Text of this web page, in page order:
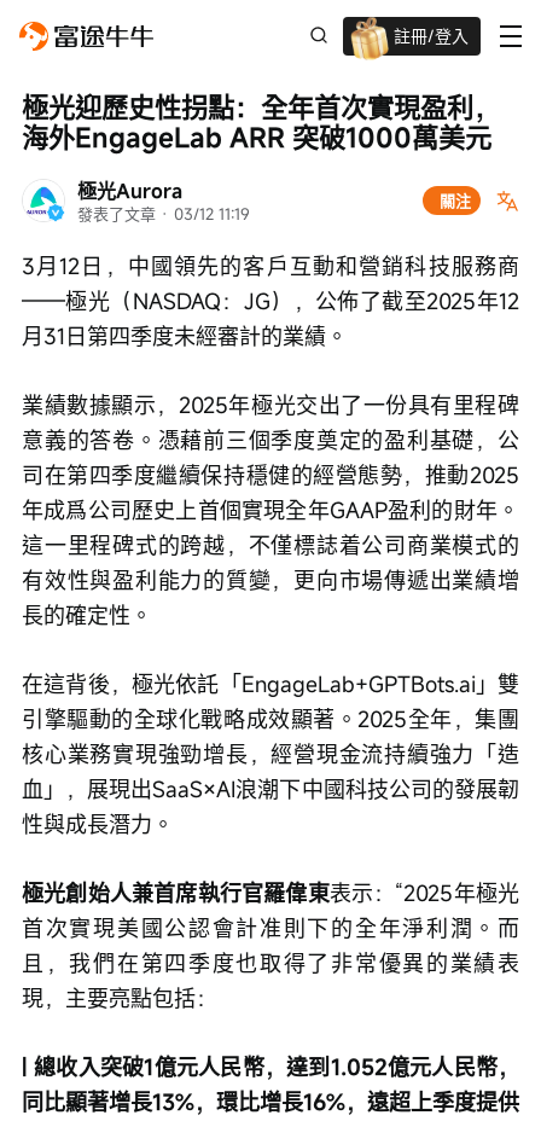
註冊/登入
迎新驚喜賞 股票/BTC等任你揀!
極光Aurora
發表了文章 · 03/12 11:19
關注
極光迎歷史性拐點：全年首次實現盈利，
海外EngageLab ARR 突破1000萬美元
3月12日，中國領先的客戶互動和營銷科技服務商
——極光（NASDAQ：JG），公佈了截至2025年12
月31日第四季度未經審計的業績。
業績數據顯示，2025年極光交出了一份具有里程碑
意義的答卷。憑藉前三個季度奠定的盈利基礎，公
司在第四季度繼續保持穩健的經營態勢，推動2025
年成爲公司歷史上首個實現全年GAAP盈利的財年。
這一里程碑式的跨越，不僅標誌着公司商業模式的
有效性與盈利能力的質變，更向市場傳遞出業績增
長的確定性。
在這背後，極光依託「EngageLab+GPTBots.ai」雙
引擎驅動的全球化戰略成效顯著。2025全年，集團
核心業務實現強勁增長，經營現金流持續強力「造
血」，展現出SaaS×AI浪潮下中國科技公司的發展韌
性與成長潛力。
極光創始人兼首席執行官羅偉東表示：“2025年極光
首次實現美國公認會計准則下的全年淨利潤。而
且，我們在第四季度也取得了非常優異的業績表
現，主要亮點包括：
| 總收入突破1億元人民幣，達到1.052億元人民幣，
同比顯著增長13%，環比增長16%，遠超上季度提供